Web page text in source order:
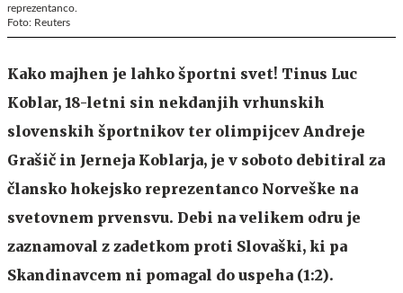
reprezentanco.
Foto: Reuters
Kako majhen je lahko športni svet! Tinus Luc
Koblar, 18-letni sin nekdanjih vrhunskih
slovenskih športnikov ter olimpijcev Andreje
Grašič in Jerneja Koblarja, je v soboto debitiral za
člansko hokejsko reprezentanco Norveške na
svetovnem prvensvu. Debi na velikem odru je
zaznamoval z zadetkom proti Slovaški, ki pa
Skandinavcem ni pomagal do uspeha (1:2).